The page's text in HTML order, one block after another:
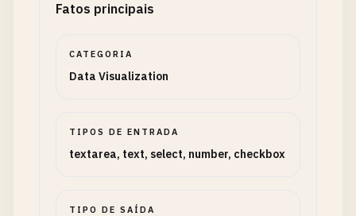
Fatos principais
CATEGORIA
Data Visualization
TIPOS DE ENTRADA
textarea, text, select, number, checkbox
TIPO DE SAÍDA